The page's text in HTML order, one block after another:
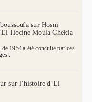
sur Hosni
Hocine Moula Chekfa
1954 a été conduite par des
sur l’histoire d’El